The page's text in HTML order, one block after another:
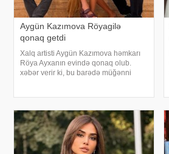
Aygün Kazımova Röyagilə
qonaq getdi
Xalq artisti Aygün Kazımova həmkarı
Röya Ayxanın evində qonaq olub.
xəbər verir ki, bu barədə müğənni
səbəb olub